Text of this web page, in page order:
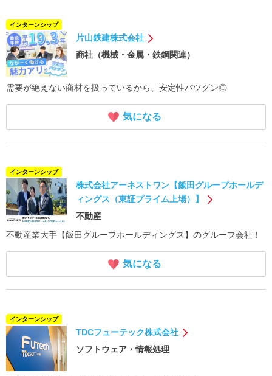
インターンシップ
片山鉄建株式会社
商社（機械・金属・鉄鋼関連）
需要が絶えない商材を扱っているから、安定性バツグン◎
気になる
インターンシップ
株式会社アーネストワン【飯田グループホールデ
ィングス（東証プライム上場）】
不動産
不動産業大手【飯田グループホールディングス】のグループ会社！
気になる
インターンシップ
TDCフューテック株式会社
ソフトウェア・情報処理